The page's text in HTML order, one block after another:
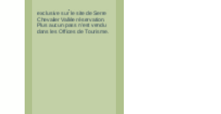
exclusive sur le site de Serre
Chevalier Vallée réservation.
Plus aucun pass n'est vendu
dans les Offices de Tourisme.